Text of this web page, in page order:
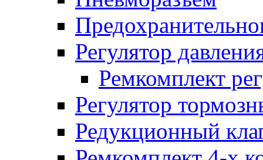
Регулятор
Ремкомплект
Регулятор
Редукционный